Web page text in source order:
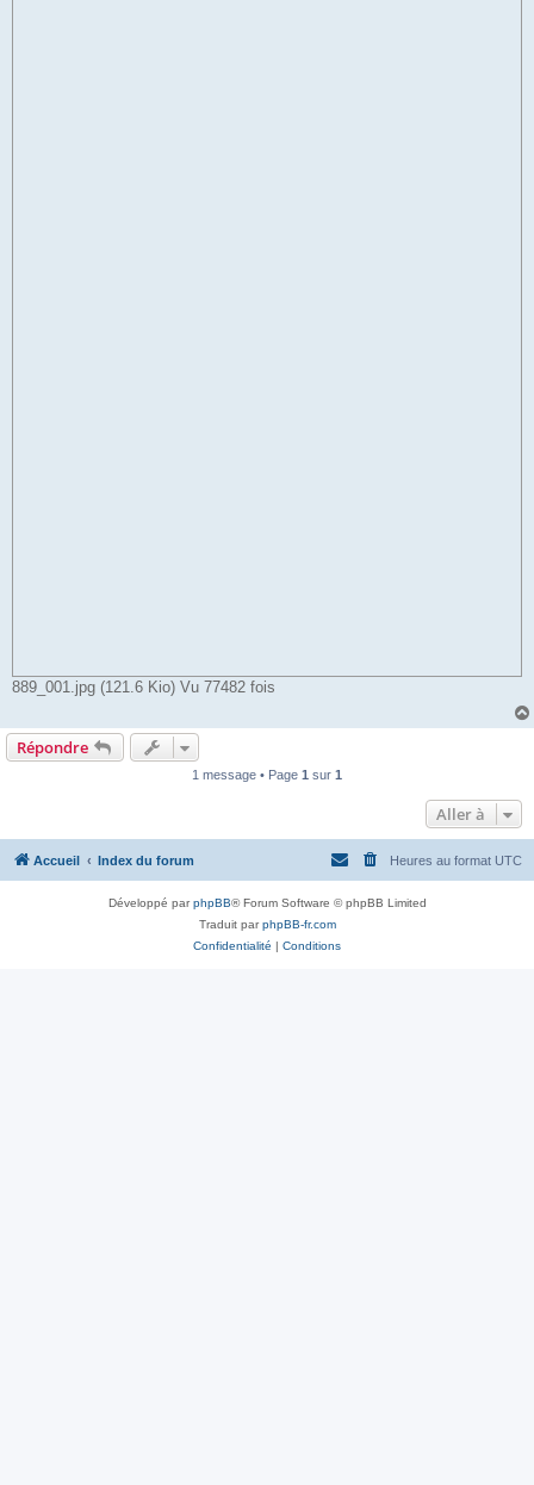
889_001.jpg (121.6 Kio) Vu 77482 fois
Répondre
1 message • Page 1 sur 1
Aller à
Accueil Index du forum Heures au format UTC
Développé parphpBB® Forum Software © phpBB Limited
Traduit parphpBB-fr.com
Confidentialité | Conditions